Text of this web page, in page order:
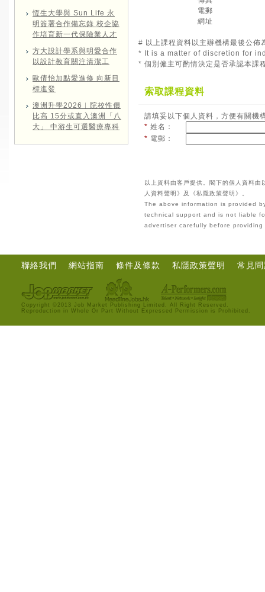
恆生大學與 Sun Life 永
明簽署合作備忘錄 校企協
作培育新一代保險業人才
方大設計學系與明愛合作
以設計教育關注清潔工
歐倩怡加點愛進修 向新目
標進發
澳洲升學2026︱院校性價
比高 15分或直入澳洲「八
大」 中游生可選醫療專科
電郵
網址
# 以上課程資料以主辦機構最後公佈
* It is a matter of discretion for
* 個別僱主可酌情決定是否承認本課
索取課程資料
請填妥以下個人資料，方便有關機
* 姓名：
* 電郵：
以上資料由客戶提供。閣下的個人資料
人資料聲明》及《私隱政策聲明》。
The above information is provided
technical support and is not liable
advertiser carefully before
聯絡我們 網站指南 條件及條款 私隱政策聲明 常見
Copyright ©2013 Job Market Publishing Limited. All Right Reserved.
Reproduction in Whole Or Part Without Expressed Permission is Prohibited.